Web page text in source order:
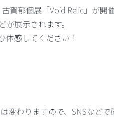
賀郁個展「Void Relic」が開
展示されます。
体感してください！
変わりますので、SNSなど